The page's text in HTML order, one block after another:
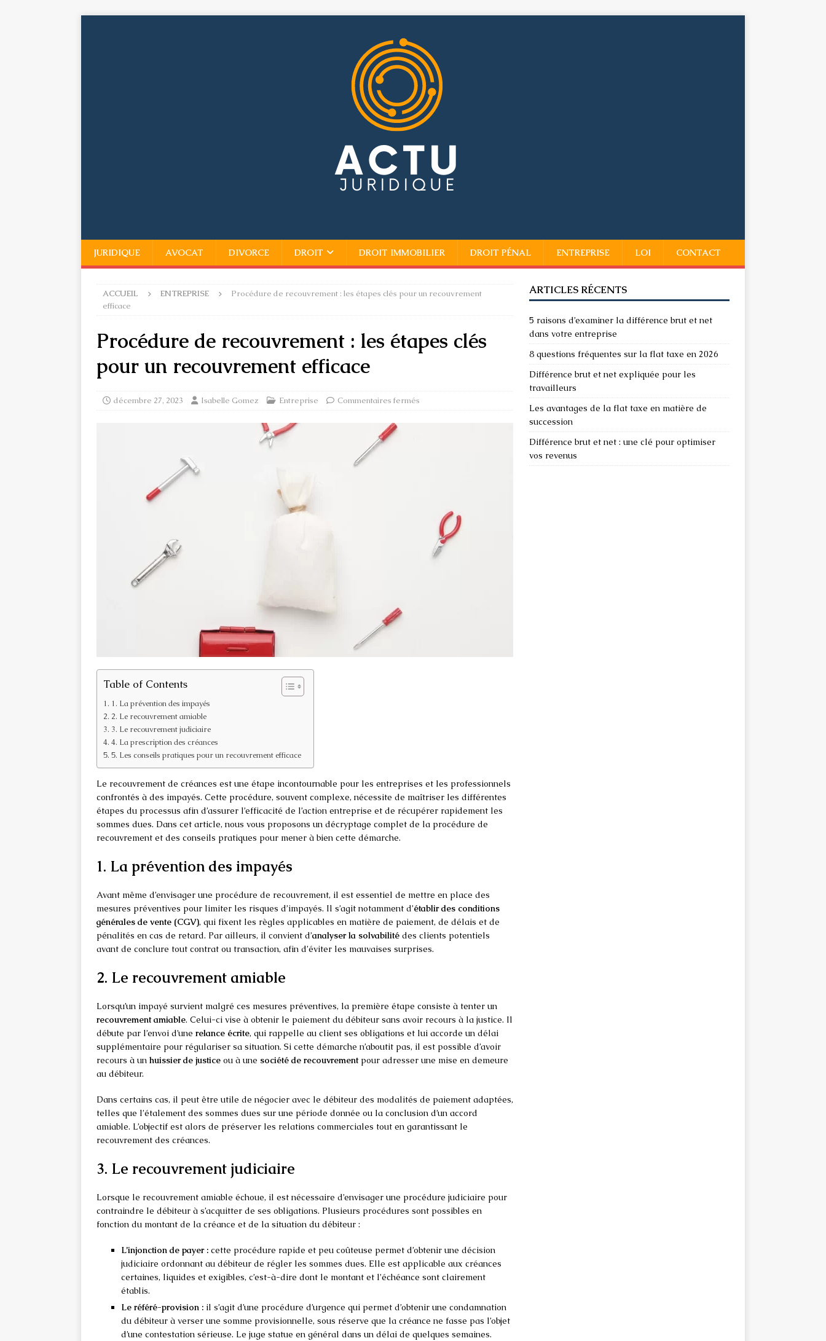
JURIDIQUE AVOCAT DIVORCE DROIT DROIT IMMOBILIER DROIT PÉNAL ENTREPRISE LOI CONTACT
ACCUEIL ENTREPRISE
Procédure de recouvrement : les étapes clés pour un recouvrement
efficace
Procédure de recouvrement : les étapes clés
pour un recouvrement efficace
décembre 27, 2023 Isabelle Gomez Entreprise Commentaires fermés
Table of Contents
1. La prévention des impayés
2. Le recouvrement amiable
3. Le recouvrement judiciaire
4. La prescription des créances
5. Les conseils pratiques pour un recouvrement efficace
Le recouvrement de créances est une étape incontournable pour les entreprises et les professionnels
confrontés à des impayés. Cette procédure, souvent complexe, nécessite de maîtriser les différentes
étapes du processus afin d’assurer l’efficacité de l’action entreprise et de récupérer rapidement les
sommes dues. Dans cet article, nous vous proposons un décryptage complet de la procédure de
recouvrement et des conseils pratiques pour mener à bien cette démarche.
1. La prévention des impayés
Avant même d’envisager une procédure de recouvrement, il est essentiel de mettre en place des
mesures préventives pour limiter les risques d’impayés. Il s’agit notamment d’établir des conditions
générales de vente (CGV), qui fixent les règles applicables en matière de paiement, de délais et de
pénalités en cas de retard. Par ailleurs, il convient d’analyser la solvabilité des clients potentiels
avant de conclure tout contrat ou transaction, afin d’éviter les mauvaises surprises.
2. Le recouvrement amiable
Lorsqu’un impayé survient malgré ces mesures préventives, la première étape consiste à tenter un
recouvrement amiable. Celui-ci vise à obtenir le paiement du débiteur sans avoir recours à la justice. Il
débute par l’envoi d’une relance écrite, qui rappelle au client ses obligations et lui accorde un délai
supplémentaire pour régulariser sa situation. Si cette démarche n’aboutit pas, il est possible d’avoir
recours à un huissier de justice ou à une société de recouvrementpour adresser une mise en demeure
au débiteur.
Dans certains cas, il peut être utile de négocier avec le débiteur des modalités de paiement adaptées,
telles que l’étalement des sommes dues sur une période donnée ou la conclusion d’un accord
amiable. L’objectif est alors de préserver les relations commerciales tout en garantissant le
recouvrement des créances.
3. Le recouvrement judiciaire
Lorsque le recouvrement amiable échoue, il est nécessaire d’envisager une procédure judiciaire pour
contraindre le débiteur à s’acquitter de ses obligations. Plusieurs procédures sont possibles en
fonction du montant de la créance et de la situation du débiteur :
L’injonction de payer : cette procédure rapide et peu coûteuse permet d’obtenir une décision
judiciaire ordonnant au débiteur de régler les sommes dues. Elle est applicable aux créances
certaines, liquides et exigibles, c’est-à-dire dont le montant et l’échéance sont clairement
établis.
Le référé-provision : il s’agit d’une procédure d’urgence qui permet d’obtenir une condamnation
du débiteur à verser une somme provisionnelle, sous réserve que la créance ne fasse pas l’objet
d’une contestation sérieuse. Le juge statue en général dans un délai de quelques semaines.
ARTICLES RÉCENTS
5 raisons d’examiner la différence brut et net
dans votre entreprise
8 questions fréquentes sur la flat taxe en 2026
Différence brut et net expliquée pour les
travailleurs
Les avantages de la flat taxe en matière de
succession
Différence brut et net : une clé pour optimiser
vos revenus